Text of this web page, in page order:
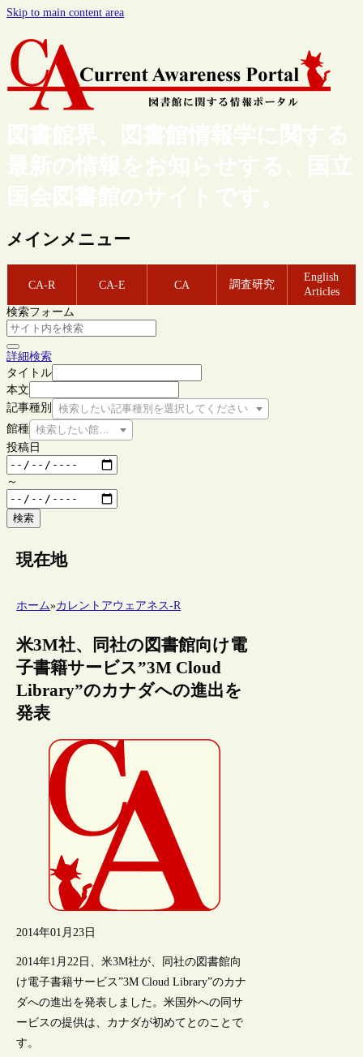
Skip to main content area
図書館界、図書館情報学に関する
最新の情報をお知らせする、国立
国会図書館のサイトです。
メインメニュー
CA-R CA-E CA 調査研究
English
Articles
検索フォーム
詳細検索
タイトル
本文
記事種別
検索したい記事種別を選択してください
館種 検索したい館種を選択してください
投稿日
～
検索
現在地
ホーム»カレントアウェアネス-R
米3M社、同社の図書館向け電
子書籍サービス”3M Cloud
Library”のカナダへの進出を
発表
2014年01月23日
2014年1月22日、米3M社が、同社の図書館向
け電子書籍サービス”3M Cloud Library”のカナ
ダへの進出を発表しました。米国外への同サ
ービスの提供は、カナダが初めてとのことで
す。